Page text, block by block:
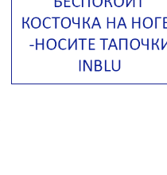
Американский суп из красной
фасоли с сальсой гуакамоле
Острый чечевичный суп с
кремом из петрушки
Суп с лапшой рамен в